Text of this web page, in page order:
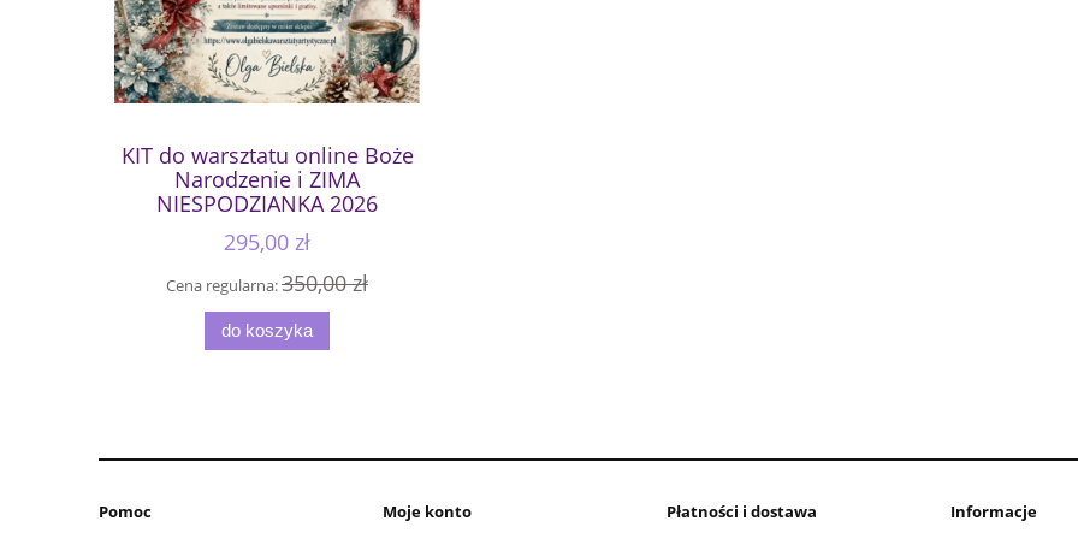
KIT do warsztatu online Boże
Narodzenie i ZIMA
NIESPODZIANKA 2026
295,00 zł
Cena regularna:350,00 zł
do koszyka
Pomoc Moje konto Płatności i dostawa Informacje